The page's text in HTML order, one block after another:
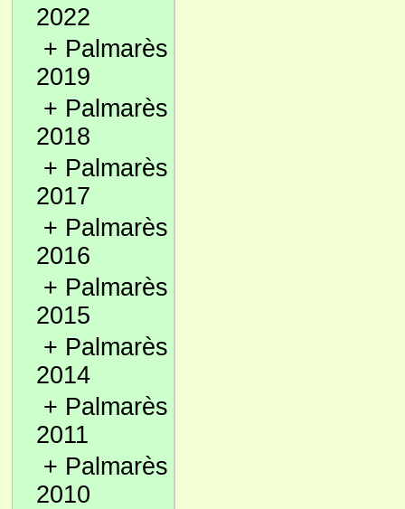
2022
+ Palmarès
2019
+ Palmarès
2018
+ Palmarès
2017
+ Palmarès
2016
+ Palmarès
2015
+ Palmarès
2014
+ Palmarès
2011
+ Palmarès
2010